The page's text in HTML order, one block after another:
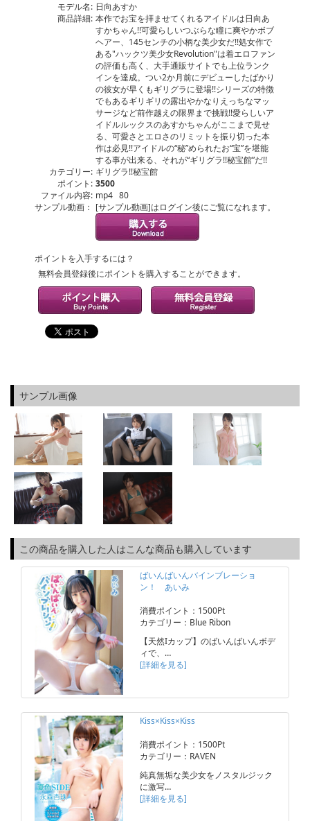
モデル名: 日向あすか
商品詳細: 本作でお宝を拝ませてくれるアイドルは日向あ
すかちゃん!!可愛らしいつぶらな瞳に爽やかボブ
ヘアー、145センチの小柄な美少女だ!!処女作で
ある"ハックツ美少女Revolution"は着エロファン
の評価も高く、大手通販サイトでも上位ランク
インを達成。つい2か月前にデビューしたばかり
の彼女が早くもギリグラに登場!!シリーズの特徴
でもあるギリギリの露出やかなりえっちなマッ
サージなど前作越えの限界まで挑戦!!愛らしいア
イドルルックスのあすかちゃんがここまで見せ
る、可愛さとエロさのリミットを振り切った本
作は必見!!アイドルの“秘”められたお“宝”を堪能
する事が出来る、それが“ギリグラ!!秘宝館”だ!!
カテゴリー: ギリグラ!!秘宝館
ポイント: 3500
ファイル内容: mp4 80
サンプル動画： [サンプル動画]はログイン後にご覧になれます。
ポイントを入手するには？
無料会員登録後にポイントを購入することができます。
サンプル画像
この商品を購入した人はこんな商品も購入しています
ばいんばいんバインブレーショ
ン！ あいみ
消費ポイント：1500Pt
カテゴリー：Blue Ribon
【天然Iカップ】のばいんばいんボデ
ィで、…
[詳細を見る]
Kiss×Kiss×Kiss
消費ポイント：1500Pt
カテゴリー：RAVEN
純真無垢な美少女をノスタルジック
に激写…
[詳細を見る]